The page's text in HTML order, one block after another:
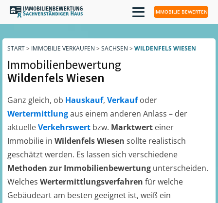
IMMOBILIE BEWERTEN
START> IMMOBILIE VERKAUFEN > SACHSEN > WILDENFELS WIESEN
Immobilienbewertung
Wildenfels Wiesen
Ganz gleich, ob Hauskauf, Verkaufoder
Wertermittlungaus einem anderen Anlass – der
aktuelleVerkehrswert bzw. Marktwert einer
Immobilie in Wildenfels Wiesen sollte realistisch
geschätzt werden. Es lassen sich verschiedene
Methoden zur Immobilienbewertung unterscheiden.
Welches Wertermittlungsverfahren für welche
Gebäudeart am besten geeignet ist, weiß ein